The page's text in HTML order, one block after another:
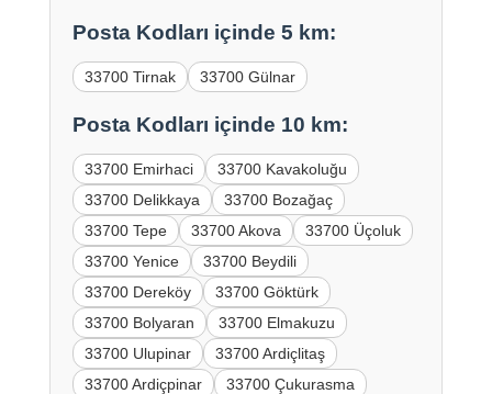
Posta Kodları içinde 5 km:
33700 Tirnak 33700 Gülnar
Posta Kodları içinde 10 km:
33700 Emirhaci
33700 Kavakoluğu
33700 Delikkaya
33700 Bozağaç
33700 Tepe
33700 Akova
33700 Üçoluk
33700 Yenice
33700 Beydili
33700 Dereköy
33700 Göktürk
33700 Bolyaran
33700 Elmakuzu
33700 Ulupinar
33700 Ardiçlitaş
33700 Ardiçpinar
33700 Çukurasma